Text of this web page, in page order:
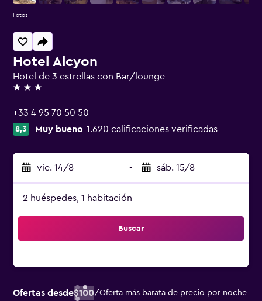
Hotel Alcyon
Hotel de 3 estrellas con Bar/lounge
3 estrellas
+33 4 95 70 50 50
8,3 Muy bueno 1.620 calificaciones verificadas
vie. 14/8 - sáb. 15/8
2 huéspedes, 1 habitación
Buscar
Ofertas desde$100/Oferta más barata de precio por noche
Fotos